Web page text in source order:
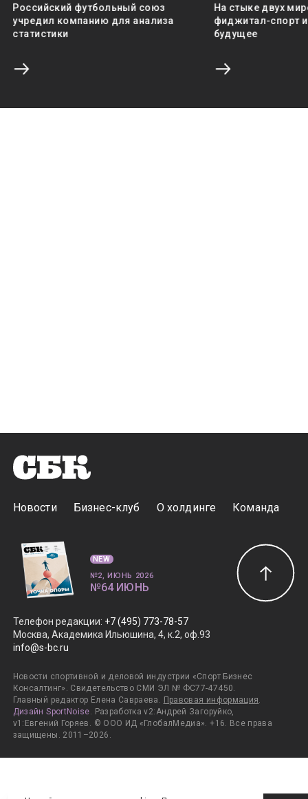
Российский футбольный союз
учредил компанию для анализа
статистики
На стыке двух
фиджитал-спорт
будущее
Новости Бизнес-клуб О холдинге Команда
Телефон редакции: +7 (495) 773-78-57
Москва, Академика Ильюшина, 4, к.2, оф.93
info@s-bc.ru
Новости спортивной и деловой индустрии «Спорт Бизнес
Консалтинг». Свидетельство СМИ ЭЛ № ФС77-47450.
Главный редактор Елена Савраева. Правовая информация.
Дизайн SportNoise. Разработка v2:Андрей Загоруйко,
v1:Евгений Горяев. © ООО ИД «ГлобалМедиа». +16. Все права
защищены. 2011–2026.
NEW
№2, ИЮНЬ 2026
№64 ИЮНЬ